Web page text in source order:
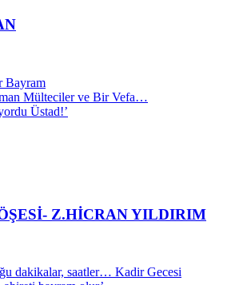
Bayram
Mülteciler ve Bir Vefa…
Üstad!’
Z.HİCRAN YILDIRIM
dakikalar, saatler… Kadir Gecesi